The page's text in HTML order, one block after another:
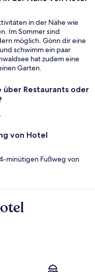
in der Nähe wie
Im Sommer sind
möglich. Gönn dir eine
schwimm ein paar
hat zudem eine
Garten.
Restaurants oder
von Hotel
minütigen Fußweg von